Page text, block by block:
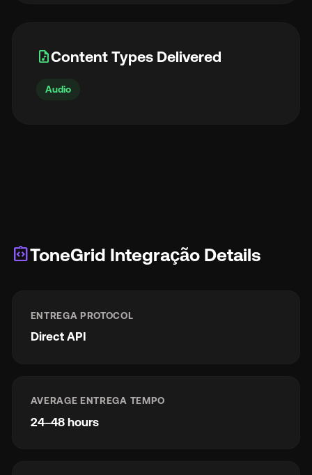
audio_fileContent Types Delivered
Audio
integration_instructionsToneGrid Integração Details
ENTREGA PROTOCOL
Direct API
AVERAGE ENTREGA TEMPO
24–48 hours